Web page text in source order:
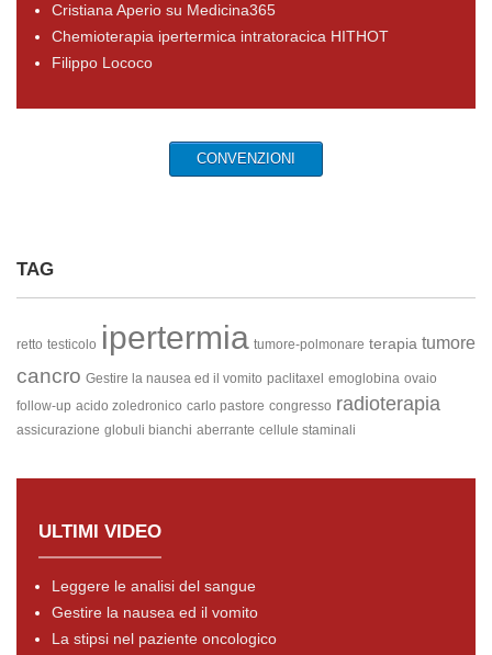
Cristiana Aperio su Medicina365
Chemioterapia ipertermica intratoracica HITHOT
Filippo Lococo
CONVENZIONI
TAG
retto testicolo ipertermia tumore-polmonare terapia tumore
cancro Gestire la nausea ed il vomito paclitaxel emoglobina ovaio
follow-up acido zoledronico carlo pastore congresso radioterapia
assicurazione globuli bianchi aberrante cellule staminali
ULTIMI VIDEO
Leggere le analisi del sangue
Gestire la nausea ed il vomito
La stipsi nel paziente oncologico